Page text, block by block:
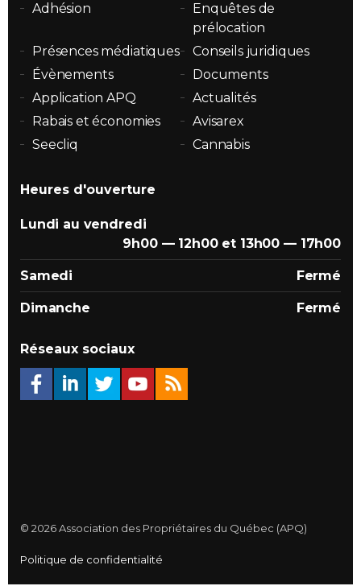
Adhésion
Enquêtes de
prélocation
Présences médiatiques
Conseils juridiques
Évènements
Documents
Application APQ
Actualités
Rabais et économies
Avisarex
Seecliq
Cannabis
Heures d'ouverture
Lundi au vendredi
9h00 — 12h00 et 13h00 — 17h00
Samedi Fermé
Dimanche Fermé
Réseaux sociaux
© 2026 Association des Propriétaires du Québec (APQ)
Politique de confidentialité